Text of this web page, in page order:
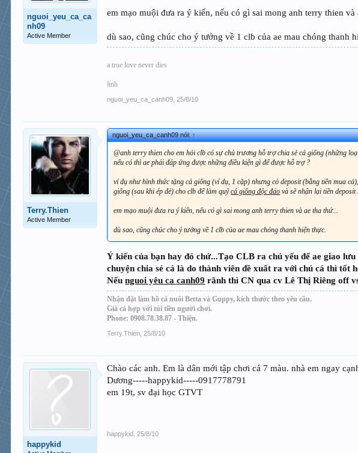
nguoi_yeu_ca_ca
nh09
Active Member
em mạo muội đưa ra ý kiến, nếu có gì sai mong anh terry thien và
dù sao, cũng chúc cho ý tưởng về 1 clb của ae mau chóng thanh
a true love never dies
ltnh
nguoi_yeu_ca_canh09 25/8/10
Terry.Thien
Active Member
nguoi_yeu_ca_canh09 nói:↑
@anh terry thien cho em hỏi clb có sự chủ trương hỗ trợ chia sẻ cá giống (những
nếu có thì ae phải đáp ứng được những điều kiện gì để được hỗ trợ ?
ví dụ như hình thức tặng cá giống (ví dụ, 1 cặp) nhưng có deposit (bằng tiền mua
giống (sau khi ép đẻ) cho clb để làm quỹcá giống độc đáo và sẽ nhận lại tiền deposit
em mạo muội đưa ra ý kiến, nếu có gì sai mong anh terry thien và ae tha thứ...
dù sao, cũng chúc cho ý tưởng về 1 clb của ae mau chóng thanh hiện thực.
Ý kiến của bạn hay đó chứ...Tạo CLB ra chủ yếu để ae giao
chuyện chia sẻ cá là do thành viên đề xuất ra với chủ cá thì tốt
Nếunguoi yêu ca canh09 rãnh thì CN qua cv Lê Thị Riêng off
Nhận đặt làm hồ cá nuôi Betta và Guppy, kích thước theo yêu cầu.
Giá cả hợp với túi tiền người chơi.
Phone: 0908.78.38.87 - Thiện.
Terry.Thien 25/8/10
happykid
Chào các anh. Em là dân mới tập chơi cá 7 màu. nhà em ngay
Dương-----happykid-----0917778791
em 19t, sv đại học GTVT
happykid 25/8/10